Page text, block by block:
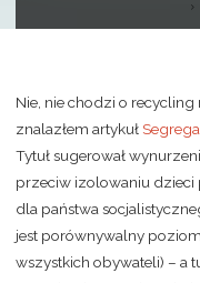
Nie, nie chodzi o
znalazłem artykuł
Tytuł sugerował
przeciw izolowaniu dzieci
dla państwa
jest porównywalny
wszystkich obywateli) – a